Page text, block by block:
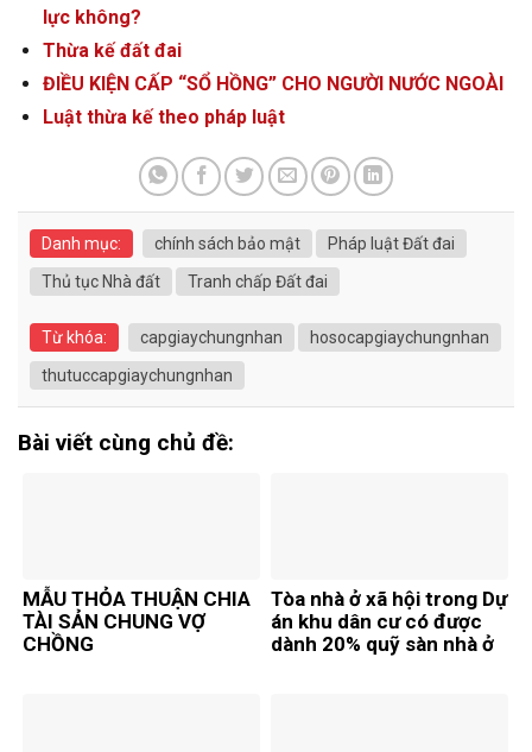
lực không?
Thừa kế đất đai
ĐIỀU KIỆN CẤP “SỔ HỒNG” CHO NGƯỜI NƯỚC NGOÀI
Luật thừa kế theo pháp luật
Danh mục: chính sách bảo mật
Pháp luật Đất đai
Thủ tục Nhà đất
Tranh chấp Đất đai
Từ khóa: capgiaychungnhan
hosocapgiaychungnhan
thutuccapgiaychungnhan
Bài viết cùng chủ đề:
MẪU THỎA THUẬN CHIA
TÀI SẢN CHUNG VỢ
CHỒNG
Tòa nhà ở xã hội trong Dự
án khu dân cư có được
dành 20% quỹ sàn nhà ở